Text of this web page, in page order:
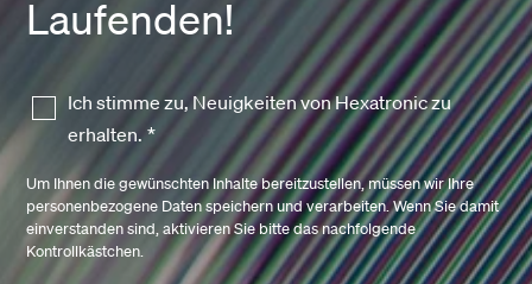
Laufenden!
Ich stimme zu, Neuigkeiten von Hexatronic zu
erhalten. *
Um Ihnen die gewünschten Inhalte bereitzustellen, müssen wir Ihre
personenbezogene Daten speichern und verarbeiten. Wenn Sie damit
einverstanden sind, aktivieren Sie bitte das nachfolgende
Kontrollkästchen.